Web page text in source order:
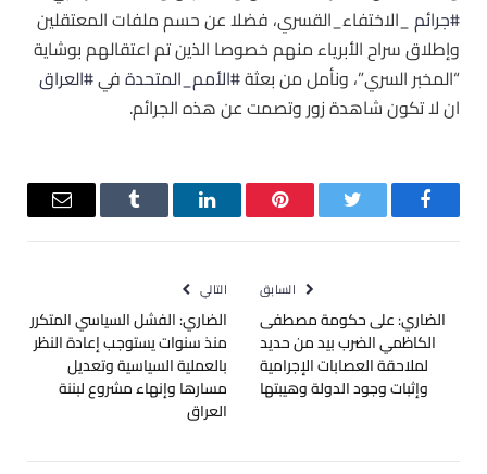
#جرائم_الاختفاء_القسري‬، فضلا عن حسم ملفات المعتقلين
وإطلاق سراح الأبرياء منهم خصوصا الذين تم اعتقالهم بوشاية
“المخبر السري”، ونأمل من بعثة#الأمم_المتحدةفي#العراق
ان لا تكون شاهدة زور وتصمت عن هذه الجرائم.
فيسبوك تويتر بينتيريستلينكدإن Tumblr
البريد
السابق
الضاري: على حكومة مصطفى
الكاظمي الضرب بيد من حديد
لملاحقة العصابات الإجرامية
وإثبات وجود الدولة وهيبتها‬
التالي
الضاري: الفشل السياسي المتكرر
منذ سنوات يستوجب إعادة النظر
بالعملية السياسية وتعديل
مسارها وإنهاء مشروع لبننة
العراق